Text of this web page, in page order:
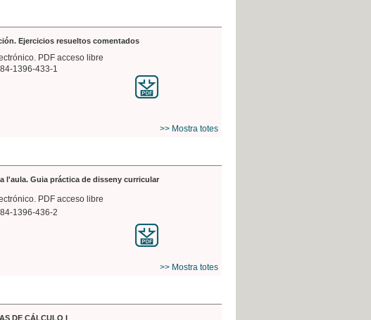
Ejercicios resueltos comentados
PDF acceso libre
1396-433-1
>> Mostra totes
l'aula. Guia práctica de disseny curricular
PDF acceso libre
1396-436-2
>> Mostra totes
DE CÁLCULO I